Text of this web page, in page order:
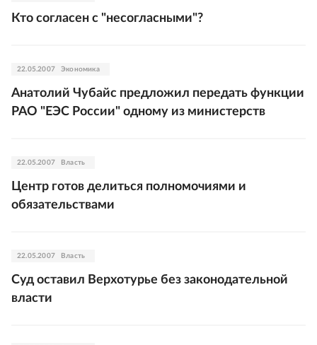
Кто согласен с "несогласными"?
22.05.2007 Экономика
Анатолий Чубайс предложил передать функции
РАО "ЕЭС России" одному из министерств
22.05.2007 Власть
Центр готов делиться полномочиями и
обязательствами
22.05.2007 Власть
Суд оставил Верхотурье без законодательной
власти